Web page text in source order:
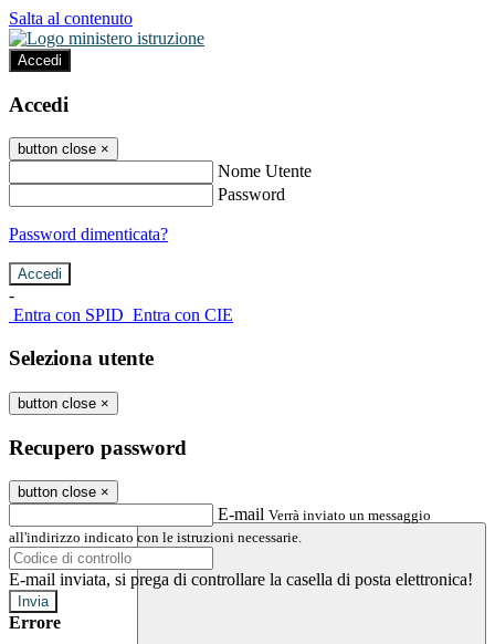
Salta al contenuto
Accedi
Accedi
button close ×
Nome Utente
Password
Password dimenticata?
-
Entra con SPID Entra con CIE
Seleziona utente
button close ×
Recupero password
button close ×
E-mail Verrà inviato un messaggio
all'indirizzo indicato con le istruzioni necessarie.
E-mail inviata, si prega di controllare la casella di posta elettronica!
Errore